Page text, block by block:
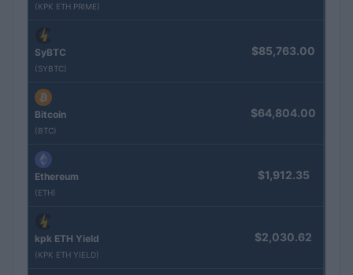
(KPK ETH PRIME)
SyBTC
(SYBTC)
$85,763.00
Bitcoin
(BTC)
$64,804.00
Ethereum
(ETH)
$1,912.35
kpk ETH Yield
(KPK ETH YIELD)
$2,030.62